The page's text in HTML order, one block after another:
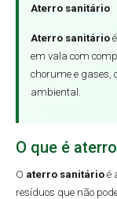
Aterro sanitário
Aterro sanitário
em vala com
chorume e gases,
ambiental.
O que é
O aterro sanitário é
resíduos que não